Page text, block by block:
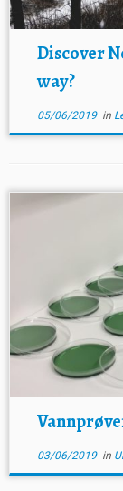
Discover
way?
05/06/2019in
03/06/2019in